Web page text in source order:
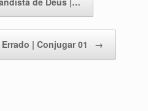
| Conjugar 01 →